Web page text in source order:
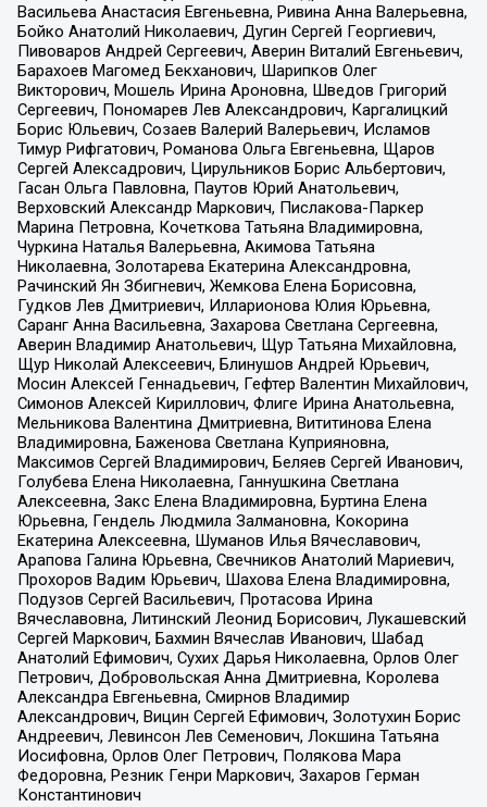
Васильева Анастасия Евгеньевна, Ривина Анна Валерьевна,
Бойко Анатолий Николаевич, Дугин Сергей Георгиевич,
Пивоваров Андрей Сергеевич, Аверин Виталий Евгеньевич,
Барахоев Магомед Бекханович, Шарипков Олег
Викторович, Мошель Ирина Ароновна, Шведов Григорий
Сергеевич, Пономарев Лев Александрович, Каргалицкий
Борис Юльевич, Созаев Валерий Валерьевич, Исламов
Тимур Рифгатович, Романова Ольга Евгеньевна, Щаров
Сергей Алексадрович, Цирульников Борис Альбертович,
Гасан Ольга Павловна, Паутов Юрий Анатольевич,
Верховский Александр Маркович, Пислакова-Паркер
Марина Петровна, Кочеткова Татьяна Владимировна,
Чуркина Наталья Валерьевна, Акимова Татьяна
Николаевна, Золотарева Екатерина Александровна,
Рачинский Ян Збигневич, Жемкова Елена Борисовна,
Гудков Лев Дмитриевич, Илларионова Юлия Юрьевна,
Саранг Анна Васильевна, Захарова Светлана Сергеевна,
Аверин Владимир Анатольевич, Щур Татьяна Михайловна,
Щур Николай Алексеевич, Блинушов Андрей Юрьевич,
Мосин Алексей Геннадьевич, Гефтер Валентин Михайлович,
Симонов Алексей Кириллович, Флиге Ирина Анатольевна,
Мельникова Валентина Дмитриевна, Вититинова Елена
Владимировна, Баженова Светлана Куприяновна,
Максимов Сергей Владимирович, Беляев Сергей Иванович,
Голубева Елена Николаевна, Ганнушкина Светлана
Алексеевна, Закс Елена Владимировна, Буртина Елена
Юрьевна, Гендель Людмила Залмановна, Кокорина
Екатерина Алексеевна, Шуманов Илья Вячеславович,
Арапова Галина Юрьевна, Свечников Анатолий Мариевич,
Прохоров Вадим Юрьевич, Шахова Елена Владимировна,
Подузов Сергей Васильевич, Протасова Ирина
Вячеславовна, Литинский Леонид Борисович, Лукашевский
Сергей Маркович, Бахмин Вячеслав Иванович, Шабад
Анатолий Ефимович, Сухих Дарья Николаевна, Орлов Олег
Петрович, Добровольская Анна Дмитриевна, Королева
Александра Евгеньевна, Смирнов Владимир
Александрович, Вицин Сергей Ефимович, Золотухин Борис
Андреевич, Левинсон Лев Семенович, Локшина Татьяна
Иосифовна, Орлов Олег Петрович, Полякова Мара
Федоровна, Резник Генри Маркович, Захаров Герман
Константинович